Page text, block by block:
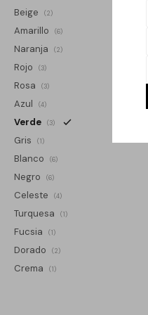
Beige (2)
Amarillo (6)
Naranja (2)
Rojo (3)
Rosa (3)
Azul (4)
Verde (3)
Gris (1)
Blanco (6)
Negro (6)
Celeste (4)
Turquesa (1)
Fucsia (1)
Dorado (2)
Crema (1)